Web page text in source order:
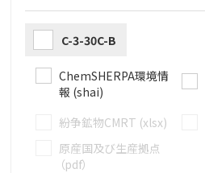
C-3-30C-B
ChemSHERPA環境情
報 (shai)
紛争鉱物CMRT (xlsx)
原産国及び生産拠点
（pdf）